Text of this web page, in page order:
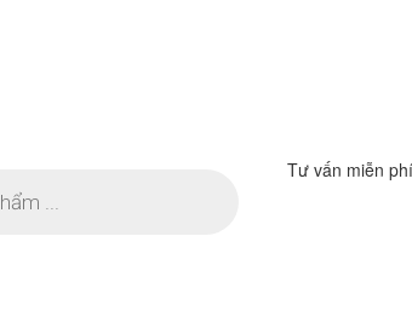
Tư vấn miễn phí